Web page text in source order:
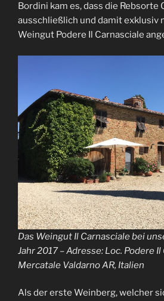
Bordini kam es, dass die Rebsorte
ausschließlich und damit exklusiv
Weingut Podere Il Carnasciale
Das Weingut Il Carnasciale bei
Jahr 2017 – Adresse: Loc. Podere
Mercatale Valdarno AR, Italien
Als der erste Weinberg, welcher